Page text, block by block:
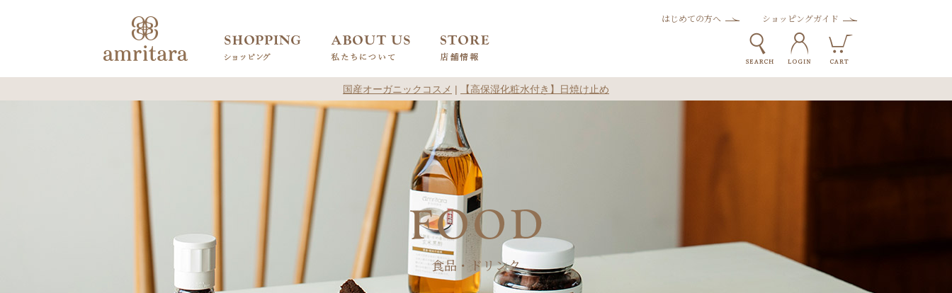
はじめての方へ ショッピングガイド
国産オーガニックコスメ | 【高保湿化粧水付き】日焼け止め
食品・ドリンク